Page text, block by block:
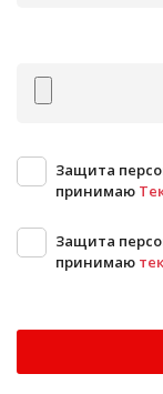
Защита
принимаю
Защита
принимаю